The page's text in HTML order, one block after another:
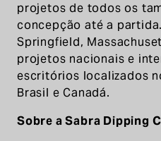
projetos de todos os
concepção até a
Springfield,
projetos nacionais e
escritórios localizados
Brasil e Canadá.
Sobre a Sabra Dipping